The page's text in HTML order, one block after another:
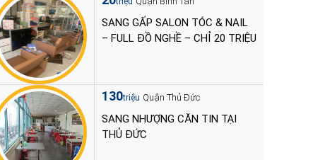
SANG GẤP SALON TÓC & NAIL
– FULL ĐỒ NGHỀ – CHỈ 20 TRIỆU
130triệu Quận Thủ Đức
SANG NHƯỢNG CĂN TIN TẠI
THỦ ĐỨC